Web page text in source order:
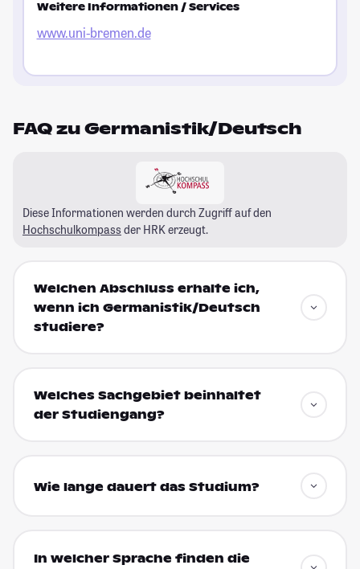
Weitere Informationen / Services
www.uni-bremen.de
FAQ zu Germanistik/Deutsch
Diese Informationen werden durch Zugriff auf den
Hochschulkompass der HRK erzeugt.
Welchen Abschluss erhalte ich,
wenn ich Germanistik/Deutsch
studiere?
Welches Sachgebiet beinhaltet
der Studiengang?
Wie lange dauert das Studium?
In welcher Sprache finden die